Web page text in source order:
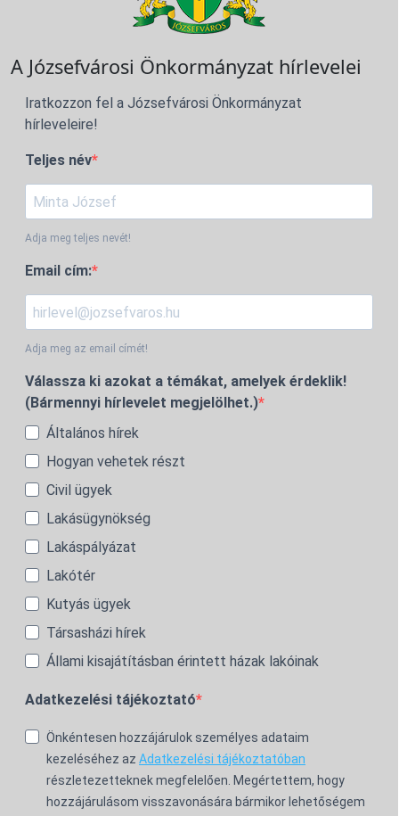
A Józsefvárosi Önkormányzat hírlevelei
Iratkozzon fel a Józsefvárosi Önkormányzat
hírleveleire!
Teljes név
Adja meg teljes nevét!
Email cím:
Adja meg az email címét!
Válassza ki azokat a témákat, amelyek érdeklik!
(Bármennyi hírlevelet megjelölhet.)
Általános hírek
Hogyan vehetek részt
Civil ügyek
Lakásügynökség
Lakáspályázat
Lakótér
Kutyás ügyek
Társasházi hírek
Állami kisajátításban érintett házak lakóinak
Adatkezelési tájékoztató
Önkéntesen hozzájárulok személyes adataim
kezeléséhez az Adatkezelési tájékoztatóban
részletezetteknek megfelelően. Megértettem, hogy
hozzájárulásom visszavonására bármikor lehetőségem